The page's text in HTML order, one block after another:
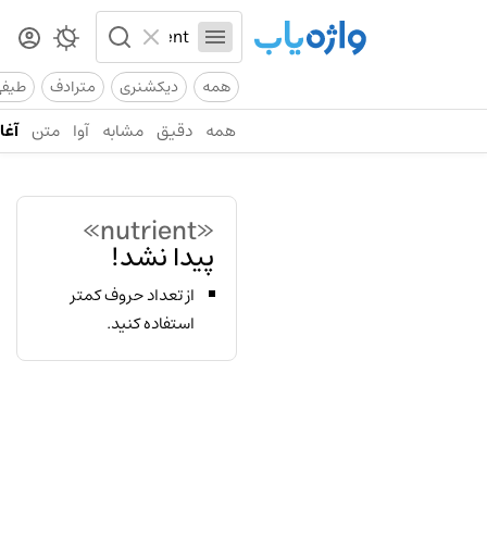
همه دیکشنری مترادف
همه دقیق مشابه آوا متن
«nutrient»
پیدا نشد!
از تعداد حروف کمتر
استفاده کنید.